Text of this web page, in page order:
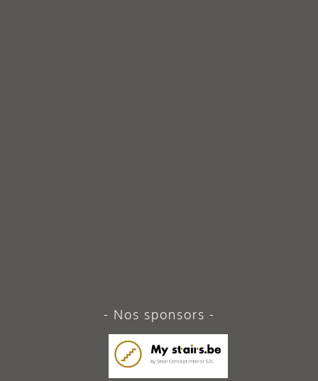
Nos sponsors